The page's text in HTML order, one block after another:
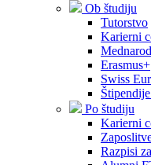
Ob študiju
Tutorstvo
Karierni
Erasmus+
Swiss
Po študiju
Karierni
Razpisi